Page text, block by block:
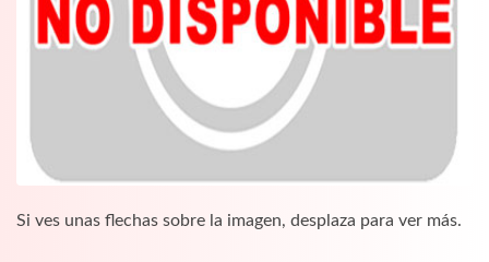
Si ves unas flechas sobre la imagen, desplaza para ver más.